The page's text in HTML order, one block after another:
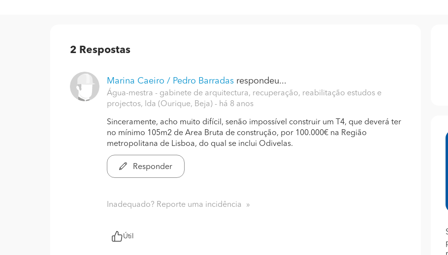
2 Respostas
Marina Caeiro / Pedro Barradas respondeu...
Água-mestra - gabinete de arquitectura, recuperação, reabilitação estudos e
projectos, lda (Ourique, Beja) - há 8 anos
Sinceramente, acho muito difícil, senão impossível construir um T4, que deverá ter
no mínimo 105m2 de Area Bruta de construção, por 100.000€ na Região
metropolitana de Lisboa, do qual se inclui Odivelas.
Responder
Inadequado? Reporte uma incidência
Útil